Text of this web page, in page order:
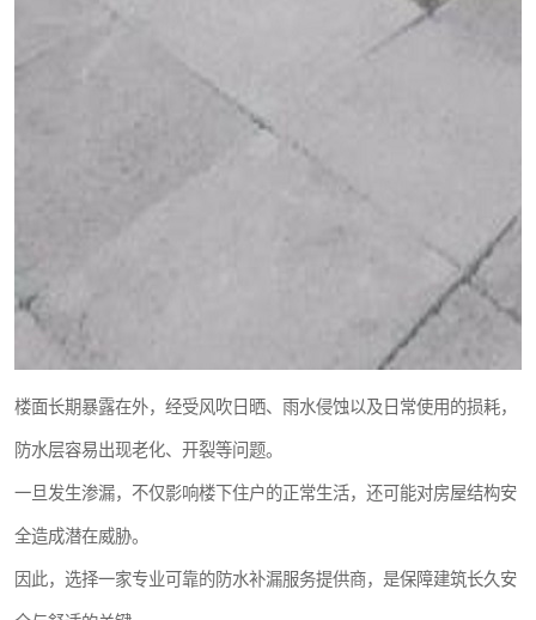
楼面长期暴露在外，经受风吹日晒、雨水侵蚀以及日常使用的损耗，
防水层容易出现老化、开裂等问题。
一旦发生渗漏，不仅影响楼下住户的正常生活，还可能对房屋结构安
全造成潜在威胁。
因此，选择一家专业可靠的防水补漏服务提供商，是保障建筑长久安